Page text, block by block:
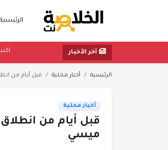
الرئيسية
آخر الأخبار
الرئيسية أخبار محلية قبل أيام من
أخبار محلية
قبل أيام من
ميسي